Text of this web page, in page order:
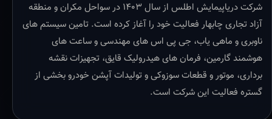
شرکت دریاپیمایش اطلس از سال ۱۴۰۳ در سواحل مکران و منطقه
آزاد تجاری چابهار فعالیت خود را آغاز کرده است. تامین سیستم های
ناوبری و ماهی یاب، جی پی اس های مهندسی و ساعت های
هوشمند گارمین، فرمان های هیدرولیک قایق، تجهیزات نقشه
برداری، موتور و قطعات سوزوکی و تولیدات آپشن خودرو بخشی از
گستره فعالیت این شرکت است.